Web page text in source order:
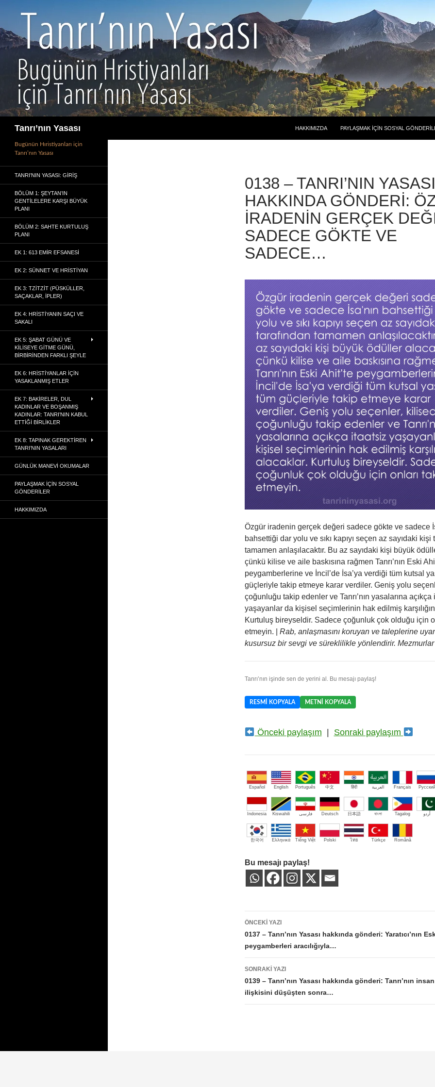
Tanrı’nın Yasası HAKKIMIZDA PAYLAŞMAK İÇIN SOSYAL
0138 – TANRI’NIN YASASI
HAKKINDA GÖNDERI:
IRADENIN GERÇEK
SADECE GÖKTE VE
SADECE…
Özgür iradenin gerçek değeri sadece gökte ve sadece
bahsettiği dar yolu ve sıkı kapıyı seçen az sayıdaki kişi
tamamen anlaşılacaktır. Bu az sayıdaki kişi büyük
çünkü kilise ve aile baskısına rağmen Tanrı’nın Eski
peygamberlerine ve İncil’de İsa’ya verdiği tüm kutsal
güçleriyle takip etmeye karar verdiler. Geniş yolu
çoğunluğu takip edenler ve Tanrı’nın yasalarına açıkça
yaşayanlar da kişisel seçimlerinin hak edilmiş
Kurtuluş bireyseldir. Sadece çoğunluk çok olduğu için
etmeyin. | Rab, anlaşmasını koruyan ve taleplerine
kusursuz bir sevgi ve süreklilikle yönlendirir.
Tanrı’nın işinde sen de yerini al. Bu mesajı paylaş!
RESMI KOPYALA METNI KOPYALA
Önceki paylaşım Sonraki paylaşım
Español English Português 中文 हिंदी العربية Français Русский
Indonesia Kiswahili فارسی Deutsch 日本語 বাংলা Tagalog اُردو
한국어 Ελληνικά Tiếng Việt Polski ไทย Türkçe Română
Bu mesajı paylaş!
Yazı
dolaşımı
ÖNCEKI YAZI
0137 – Tanrı’nın Yasası hakkında gönderi: Yaratıcı’nın
peygamberleri aracılığıyla…
SONRAKI YAZI
0139 – Tanrı’nın Yasası hakkında gönderi: Tanrı’nın
ilişkisini düşüşten sonra…
Bugünün Hıristiyanları için
Tanrı’nın Yasası
TANRI’NIN YASASI: GIRIŞ
BÖLÜM 1: ŞEYTAN’IN
GENTILELERE KARŞI BÜYÜK
PLANI
BÖLÜM 2: SAHTE KURTULUŞ
PLANI
EK 1: 613 EMIR EFSANESI
EK 2: SÜNNET VE HRISTIYAN
EK 3: TZITZIT (PÜSKÜLLER,
SAÇAKLAR, İPLER)
EK 4: HRISTIYANIN SAÇI VE
SAKALI
EK 5: ŞABAT GÜNÜ VE
KILISEYE GITME GÜNÜ,
BIRBIRINDEN FARKLI ŞEYLE
EK 6: HRISTIYANLAR İÇIN
YASAKLANMIŞ ETLER
EK 7: BAKIRELER, DUL
KADINLAR VE BOŞANMIŞ
KADINLAR: TANRI’NIN KABUL
ETTIĞI BIRLIKLER
EK 8: TAPINAK GEREKTIREN
TANRI’NIN YASALARI
GÜNLÜK MANEVI OKUMALAR
PAYLAŞMAK İÇIN SOSYAL
GÖNDERILER
HAKKIMIZDA